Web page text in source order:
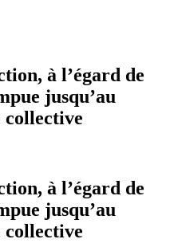
à l’égard de
jusqu’au
collective
à l’égard de
jusqu’au
collective